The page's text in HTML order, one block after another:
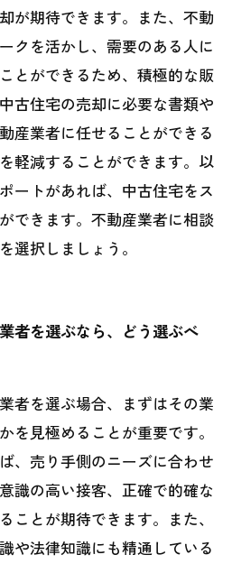
が期待できます。また、不動
クを活かし、需要のある人に
とができるため、積極的な販
古住宅の売却に必要な書類や
産業者に任せることができる
軽減することができます。以
ートがあれば、中古住宅をス
できます。不動産業者に相談
選択しましょう。
者を選ぶなら、どう選ぶべ
者を選ぶ場合、まずはその業
を見極めることが重要です。
、売り手側のニーズに合わせ
識の高い接客、正確で的確な
ことが期待できます。また、
や法律知識にも精通している